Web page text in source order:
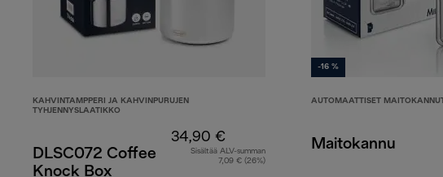
KAHVINTAMPPERI JA KAHVINPURUJEN
TYHJENNYSLAATIKKO
DLSC072 Coffee
Knock Box
34,90 €
Sisältää ALV-summan
7,09 € (26%)
-16 %
AUTOMAATTISET MAITOKANNUT
Maitokannu